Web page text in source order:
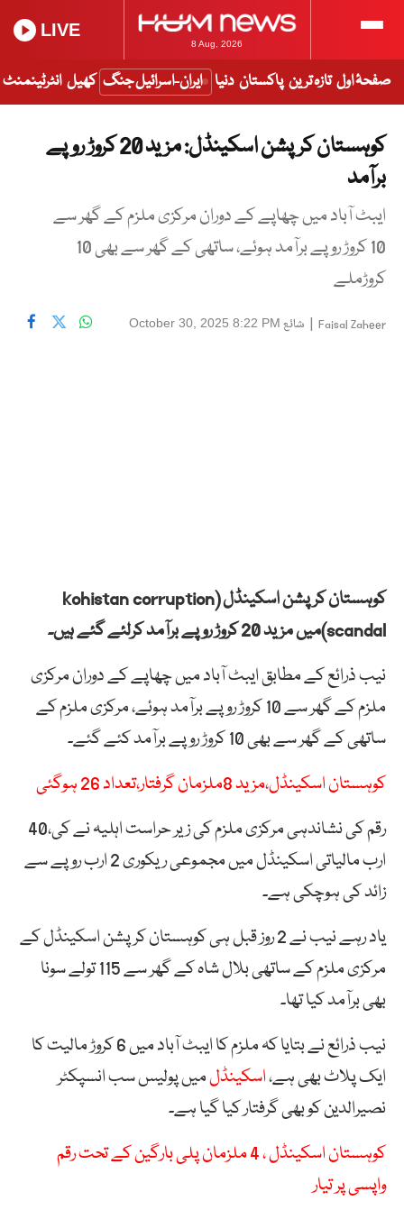
8 Aug, 2026
LIVE
صفحۂ اول تازہ ترین پاکستان دنیا ایران-اسرائیل جنگ کھیل انٹرٹینمنٹ
کوہستان کرپشن اسکینڈل: مزید 20 کروڑ روپے
برآمد
ایبٹ آباد میں چھاپے کے دوران مرکزی ملزم کے گھر سے
10 کروڑ روپے برآمد ہوئے، ساتھی کے گھر سے بھی 10
کروڑملے
Faisal Zaheer
| شائع October 30, 2025 8:22 PM
کوہستان کرپشن اسکینڈل (kohistan corruption
scandal)میں مزید 20 کروڑ روپے برآمد کرلئے گئے ہیں۔
نیب ذرائع کے مطابق ایبٹ آباد میں چھاپے کے دوران مرکزی
ملزم کے گھر سے 10 کروڑ روپے برآمد ہوئے، مرکزی ملزم کے
ساتھی کے گھر سے بھی 10 کروڑ روپے برآمد کئے گئے۔
کوہستان اسکینڈل،مزید 8ملزمان گرفتار،تعداد 26 ہوگئی
رقم کی نشاندہی مرکزی ملزم کی زیر حراست اہلیہ نے کی،40
ارب مالیاتی اسکینڈل میں مجموعی ریکوری 2 ارب روپے سے
زائد کی ہوچکی ہے۔
یاد رہے نیب نے 2 روز قبل ہی کوہستان کرپشن اسکینڈل کے
مرکزی ملزم کے ساتھی بلال شاہ کے گھر سے 115 تولے سونا
بھی برآمد کیا تھا۔
نیب ذرائع نے بتایا کہ ملزم کا ایبٹ آباد میں 6 کروڑ مالیت کا
ایک پلاٹ بھی ہے،اسکینڈلمیں پولیس سب انسپکٹر
نصیرالدین کو بھی گرفتار کیا گیا ہے۔
کوہستان اسکینڈل ، 4 ملزمان پلی بارگین کے تحت رقم
واپسی پر تیار